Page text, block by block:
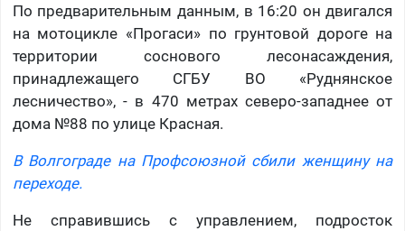
По предварительным данным, в 16:20 он двигался
на мотоцикле «Прогаси» по грунтовой дороге на
территории соснового лесонасаждения,
принадлежащего СГБУ ВО «Руднянское
лесничество», - в 470 метрах северо-западнее от
дома №88 по улице Красная.
В Волгограде на Профсоюзной сбили женщину на
переходе.
Не справившись с управлением, подросток